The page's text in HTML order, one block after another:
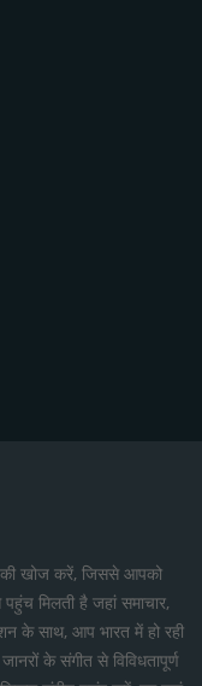
की खोज करें, जिससे आपको
मिलती है जहां समाचार,
के साथ, आप भारत में हो रही
के संगीत से विविधतापूर्ण